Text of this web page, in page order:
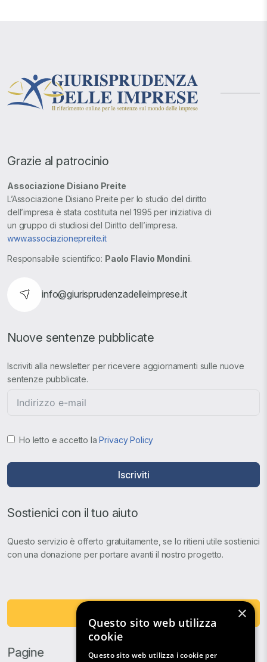
Grazie al patrocinio
Associazione Disiano Preite
L’Associazione Disiano Preite per lo studio del diritto
dell’impresa è stata costituita nel 1995 per iniziativa di
un gruppo di studiosi del Diritto dell’impresa.
www.associazionepreite.it
Responsabile scientifico: Paolo Flavio Mondini.
info@giurisprudenzadelleimprese.it
Nuove sentenze pubblicate
Iscriviti alla newsletter per ricevere aggiornamenti sulle nuove
sentenze pubblicate.
Ho letto e accetto laPrivacy Policy
Iscriviti
Sostienici con il tuo aiuto
Questo servizio è offerto gratuitamente, se lo ritieni utile sostienici
con una donazione per portare avanti il nostro progetto.
Pagine
×
Questo sito web utilizza
cookie
Questo sito web utilizza i cookie per